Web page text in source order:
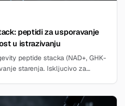
peptidi za usporavanje
u istrazivanju
peptide stacka (NAD+, GHK-
starenja. Iskljucivo za